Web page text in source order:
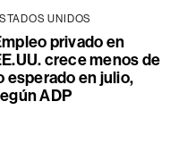
UNIDOS
privado en
crece menos de
esperado en julio,
ADP